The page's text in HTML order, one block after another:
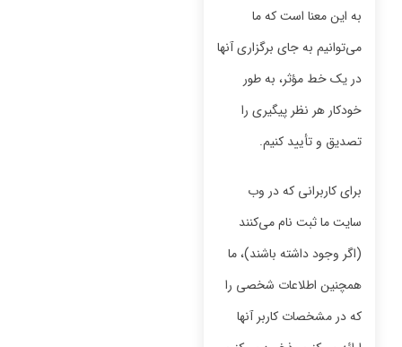
به این معنا است که ما
می‌توانیم به جای برگزاری آنها
در یک خط مؤثر، به طور
خودکار هر نظر پیگیری را
تصدیق و تأیید کنیم.
برای کاربرانی که در وب
سایت ما ثبت نام می‌کنند
(اگر وجود داشته باشند)، ما
همچنین اطلاعات شخصی را
که در مشخصات کاربر آنها